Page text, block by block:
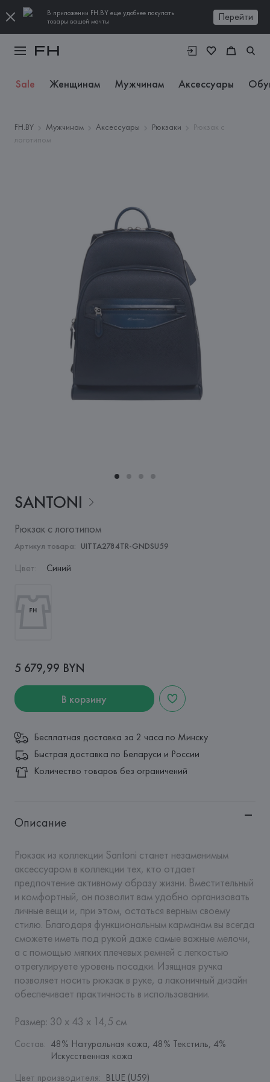
В приложении FH.BY еще удобнее покупать
товары вашей мечты
Перейти
Sale Женщинам Мужчинам Аксессуары
FH.BY Мужчинам Аксессуары Рюкзаки
Рюкзак с
логотипом
SANTONI
Рюкзак с логотипом
Артикул товара: UITTA2784TR-GNDSU59
Цвет: Синий
5 679,99 BYN
В корзину
Бесплатная доставка за 2 часа по Минску
Быстрая доставка по Беларуси и России
Количество товаров без ограничений
Описание
Рюкзак из коллекции Santoni станет незаменимым
аксессуаром в коллекции тех, кто отдает
предпочтение активному образу жизни. Вместительный
и комфортный, он позволит вам удобно организовать
личные вещи и, при этом, остаться верным своему
стилю. Благодаря функциональным карманам вы всегда
сможете иметь под рукой даже самые важные мелочи,
а с помощью мягких плечевых ремней с легкостью
отрегулируете уровень посадки. Изящная ручка
позволяет носить рюкзак в руке, а лаконичный дизайн
обеспечивает практичность в использовании.
Размер: 30 x 43 x 14,5 см
Состав: 48% Натуральная кожа, 48% Текстиль, 4%
Искусственная кожа
Цвет производителя: BLUE (U59)